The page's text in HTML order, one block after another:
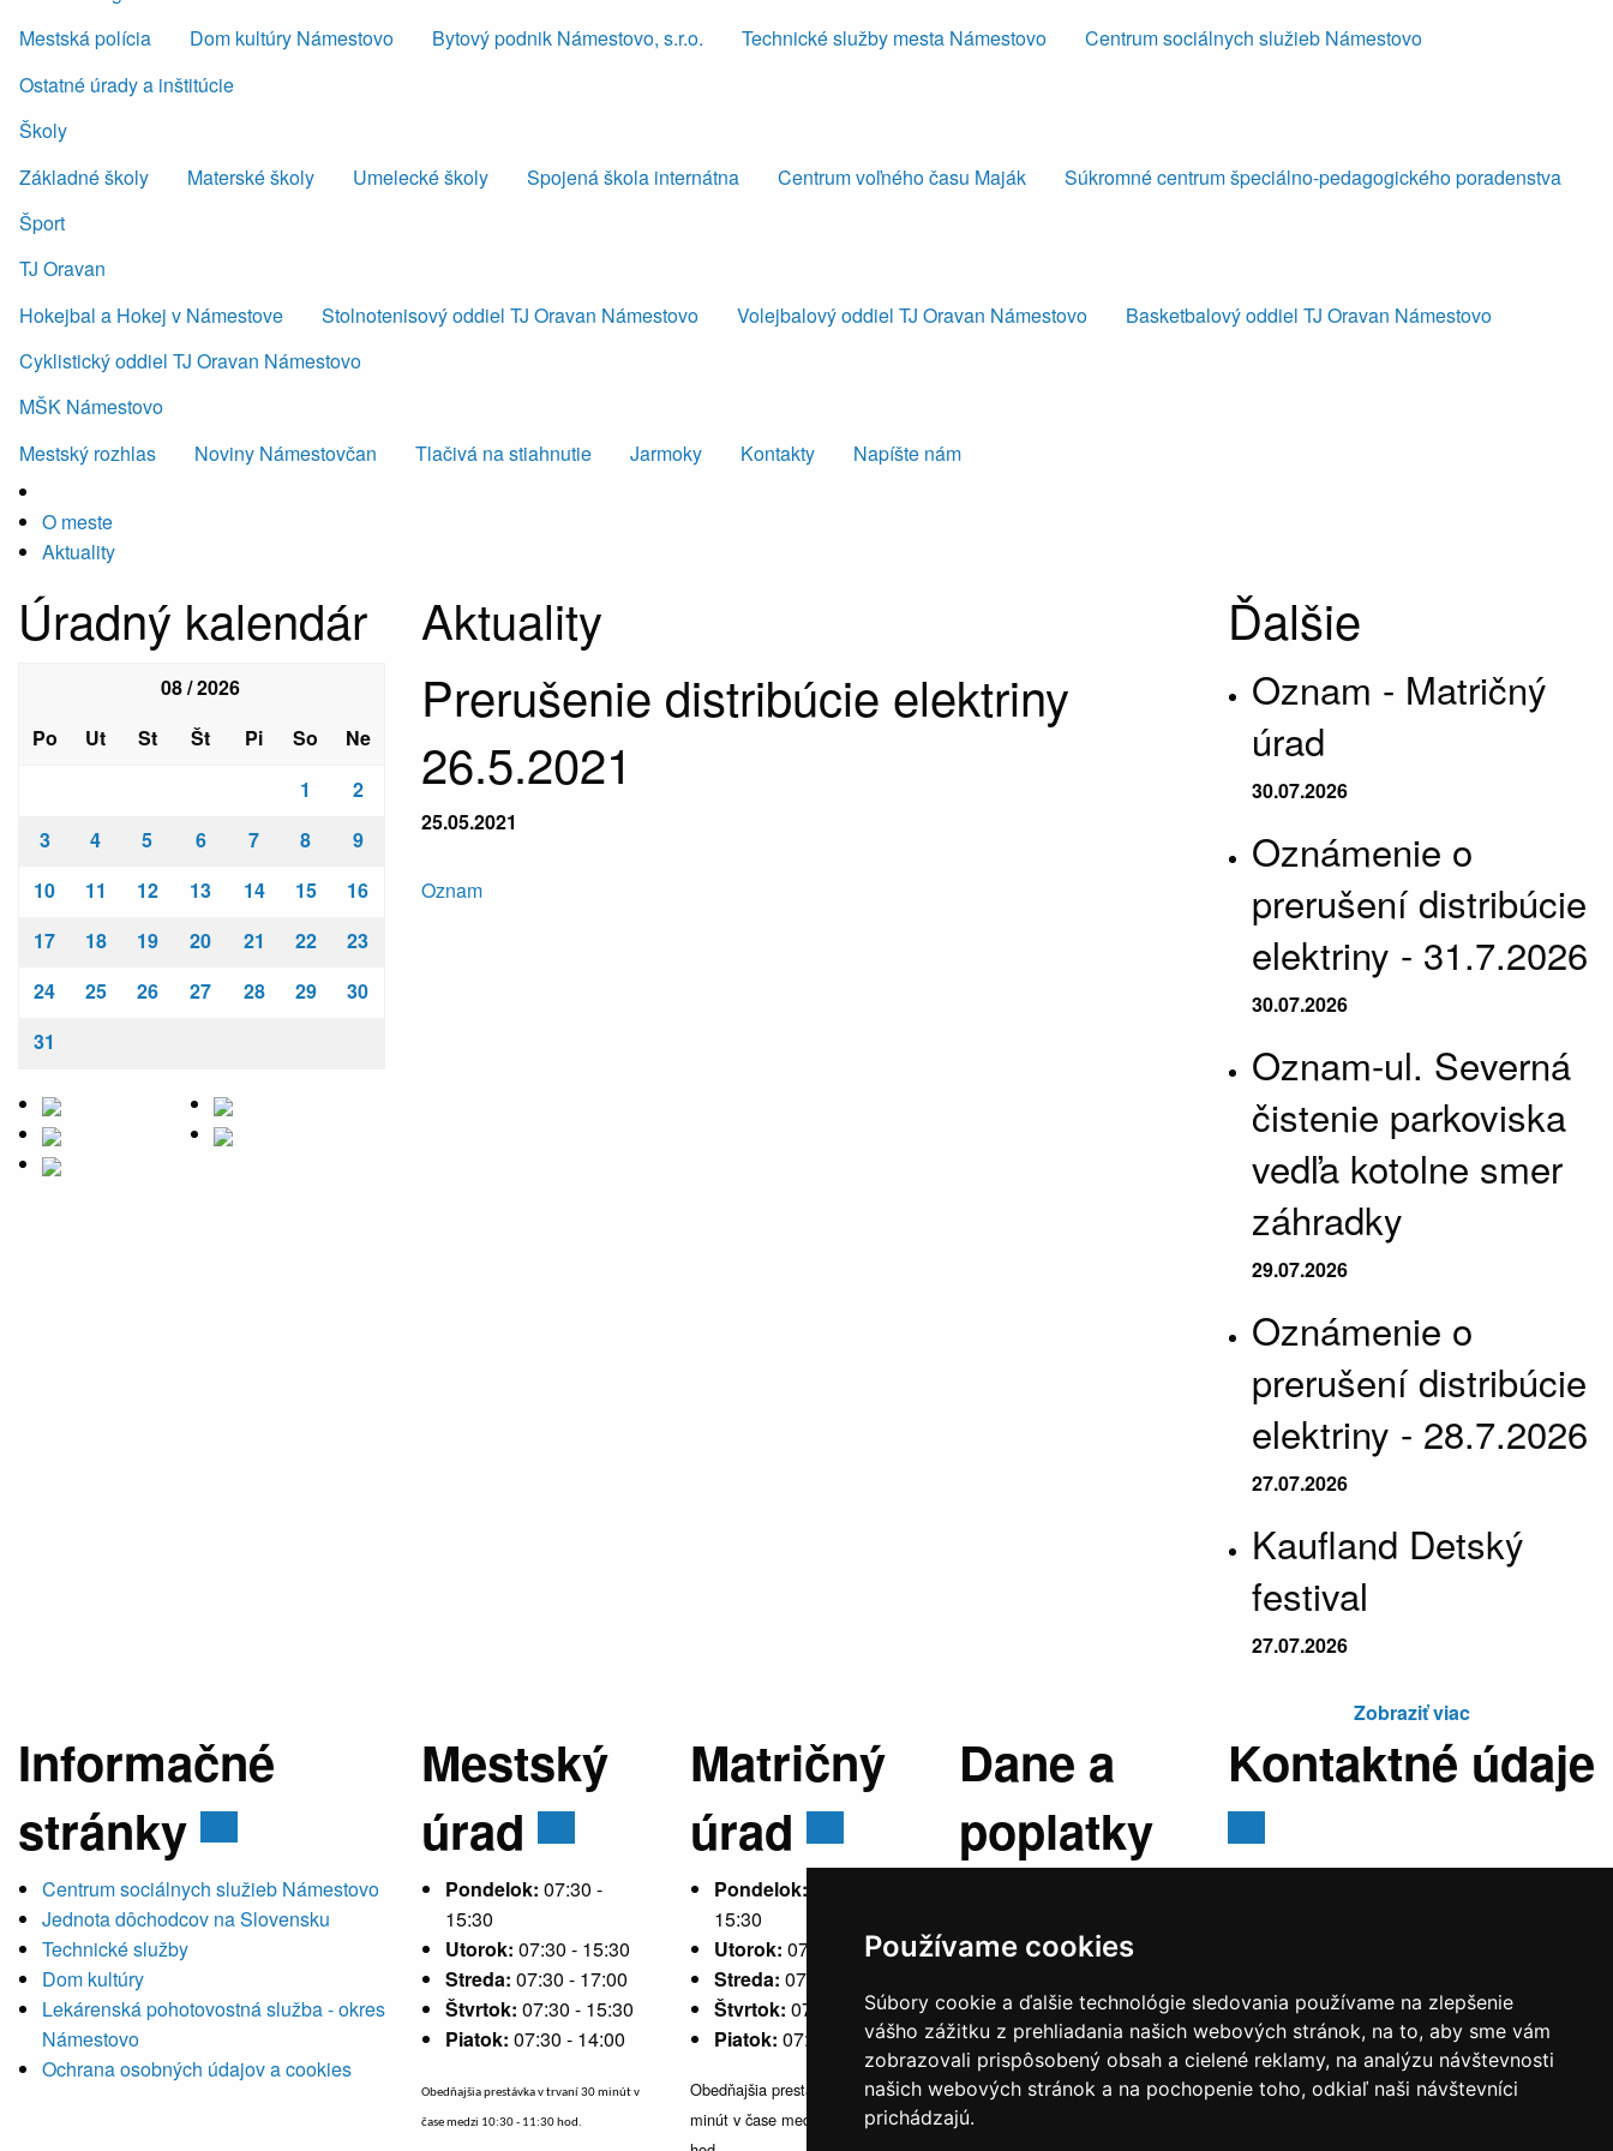
Používame cookies
Súbory cookie a ďalšie technológie sledovania používame na zlepšenie
vášho zážitku z prehliadania našich webových stránok, na to, aby sme vám
zobrazovali prispôsobený obsah a cielené reklamy, na analýzu návštevnosti
našich webových stránok a na pochopenie toho, odkiaľ naši návštevníci
prichádzajú.
Mestská polícia
Dom kultúry Námestovo Bytový podnik Námestovo, s.r.o. Technické služby mesta Námestovo
Centrum sociálnych služieb Námestovo
Ostatné úrady a inštitúcie
Školy
Základné školy
Materské školy Umelecké školy Spojená škola internátna Centrum voľného času Maják
Súkromné centrum špeciálno-pedagogického poradenstva
Šport
TJ Oravan
Hokejbal a Hokej v Námestove
Stolnotenisový oddiel TJ Oravan Námestovo Volejbalový oddiel TJ Oravan Námestovo
Basketbalový oddiel TJ Oravan Námestovo
Cyklistický oddiel TJ Oravan Námestovo
MŠK Námestovo
Mestský rozhlas
Noviny Námestovčan Tlačivá na stiahnutie Jarmoky Kontakty Napíšte nám
O meste
Aktuality
Úradný kalendár
08 / 2026
Po
Ut St Št Pi So
Ne
1
2
3
4 5 6 7 8
9
10
11 12 13 14 15
16
17
18 19 20 21 22
23
24
25 26 27 28 29
30
31
Aktuality
Prerušenie distribúcie elektriny
26.5.2021
25.05.2021
Oznam
Ďalšie
Oznam - Matričný
úrad
30.07.2026
Oznámenie o
prerušení distribúcie
elektriny - 31.7.2026
30.07.2026
Oznam-ul. Severná
čistenie parkoviska
vedľa kotolne smer
záhradky
29.07.2026
Oznámenie o
prerušení distribúcie
elektriny - 28.7.2026
27.07.2026
Kaufland Detský
festival
27.07.2026
Zobraziť viac
Informačné
stránky
Centrum sociálnych služieb Námestovo
Jednota dôchodcov na Slovensku
Technické služby
Dom kultúry
Lekárenská pohotovostná služba - okres
Námestovo
Ochrana osobných údajov a cookies
Mestský
úrad
Pondelok: 07:30 -
15:30
Utorok: 07:30 - 15:30
Streda: 07:30 - 17:00
Štvrtok: 07:30 - 15:30
Piatok: 07:30 - 14:00
Obedňajšia prestávka v trvaní 30 minút v
čase medzi 10:30 - 11:30 hod.
Matričný
úrad
Pondelok:
15:30
Utorok: 07:30 - 15:30
Streda: 07:30 - 17:00
Štvrtok: 07:30 - 15:30
Piatok: 07:30 - 14:00
Obedňajšia prestávka v trvaní 30
minút v čase medzi 10:30 - 11:30
Dane a
poplatky
Pondelok:07:30 -
Utorok:nestránkový
Streda:07:30 - 17:00
Štvrtok:nestránkový
Piatok:
07:30 - 14:00
Kontaktné údaje
IČO:00314676
DIČ:2020571707